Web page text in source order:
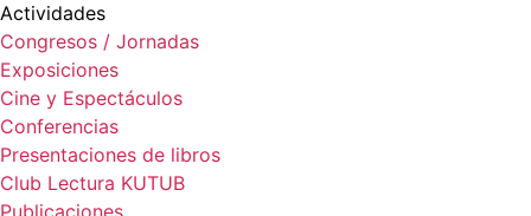
Actividades
Congresos / Jornadas
Exposiciones
Cine y Espectáculos
Conferencias
Presentaciones de libros
Club Lectura KUTUB